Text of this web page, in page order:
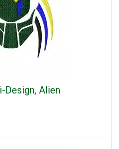
Design, Alien